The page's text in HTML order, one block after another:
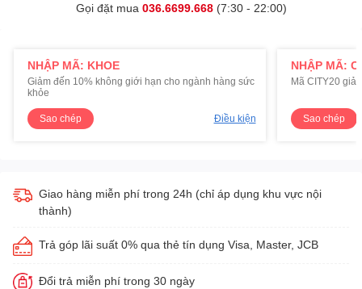
Gọi đặt mua 036.6699.668(7:30 - 22:00)
NHẬP MÃ: KHOE
Giảm đến 10% không giới hạn cho ngành hàng sức
khỏe
Sao chép Điều kiện
NHẬP MÃ:
Mã CITY20
Sao chép
Giao hàng miễn phí trong 24h (chỉ áp dụng khu vực nội
thành)
Trả góp lãi suất 0% qua thẻ tín dụng Visa, Master, JCB
Đổi trả miễn phí trong 30 ngày